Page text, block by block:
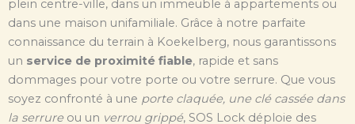
plein centre-ville, dans un immeuble à appartements ou
dans une maison unifamiliale. Grâce à notre parfaite
connaissance du terrain à Koekelberg, nous garantissons
un service de proximité fiable, rapide et sans
dommages pour votre porte ou votre serrure. Que vous
soyez confronté à une porte claquée, une clé cassée dans
la serrure ou un verrou grippé, SOS Lock déploie des